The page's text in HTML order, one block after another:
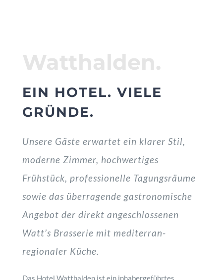
Watthalden.
EIN HOTEL. VIELE
GRÜNDE.
Unsere Gäste erwartet ein klarer Stil,
moderne Zimmer, hochwertiges
Frühstück, professionelle Tagungsräume
sowie das überragende gastronomische
Angebot der direkt angeschlossenen
Watt’s Brasserie mit mediterran-
regionaler Küche.
Das Hotel Watthalden ist ein inhabergeführtes